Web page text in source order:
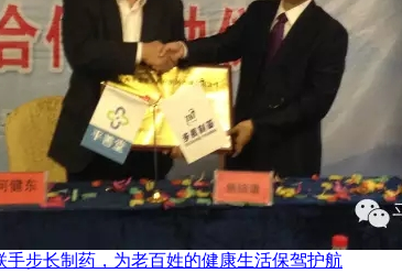
手步长制药，为老百姓的健康生活保驾护航